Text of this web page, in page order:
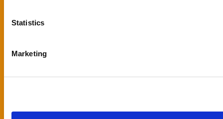
Statistics
Marketing